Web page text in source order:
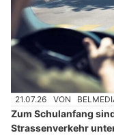
21.07.26 VON
Zum Schulanfang
Strassenverkehr